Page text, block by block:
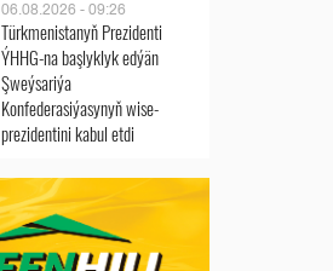
06.08.2026 - 09:26
Türkmenistanyň Prezidenti
ÝHHG-na başlyklyk edýän
Şweýsariýa
Konfederasiýasynyň wise-
prezidentini kabul etdi